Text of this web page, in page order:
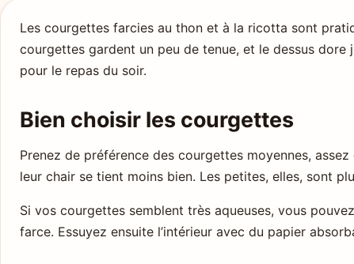
Les courgettes farcies au thon et à la ricotta sont
courgettes gardent un peu de tenue, et le dessus dore
pour le repas du soir.
Bien choisir les courgettes
Prenez de préférence des courgettes moyennes,
leur chair se tient moins bien. Les petites, elles, sont
Si vos courgettes semblent très aqueuses, vous
farce. Essuyez ensuite l’intérieur avec du papier